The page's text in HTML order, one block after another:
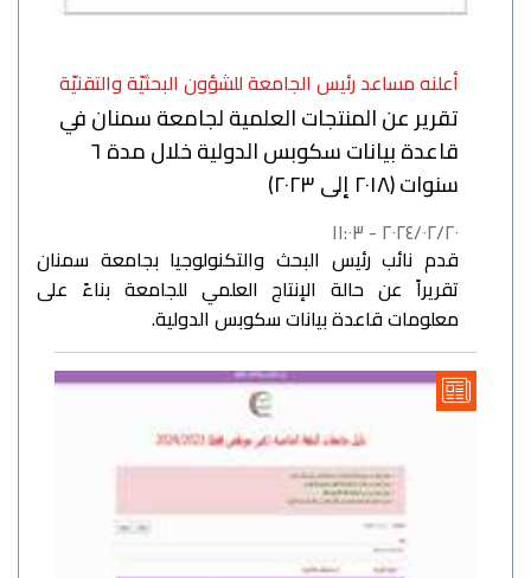
أعلنه مساعد رئيس الجامعة للشؤون البحثيّة والتقنيّة
تقرير عن المنتجات العلمية لجامعة سمنان في
قاعدة بيانات سكوبس الدولية خلال مدة ٦
سنوات (٢٠١٨ إلى ٢٠٢٣)
٢٠٢٤/٠٢/٢٠ - ١١:٠٣
قدم نائب رئيس البحث والتكنولوجيا بجامعة سمنان
تقريراً عن حالة الإنتاج العلمي للجامعة بناءً على
معلومات قاعدة بيانات سكوبس الدولية.